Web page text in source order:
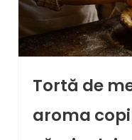
Tortă de
aroma